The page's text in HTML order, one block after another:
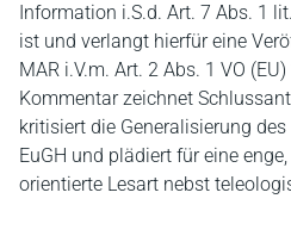
Information i.S.d. Art. 7 Abs. 1
ist und verlangt hierfür eine
MAR i.V.m. Art. 2 Abs. 1 VO
Kommentar zeichnet
kritisiert die Generalisierung
EuGH und plädiert für eine
orientierte Lesart nebst